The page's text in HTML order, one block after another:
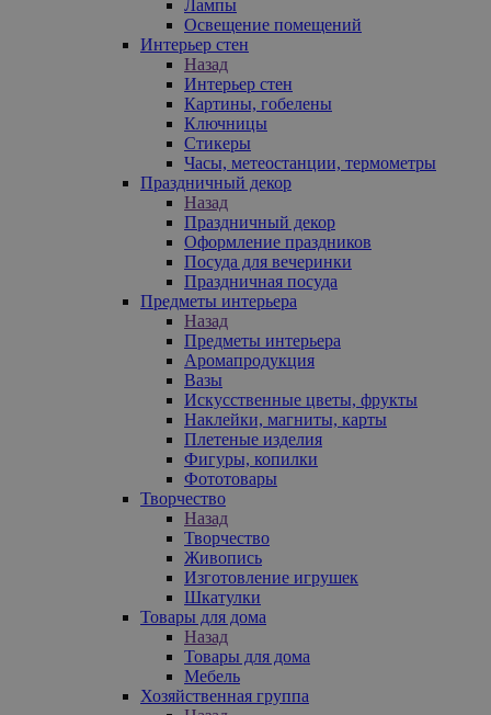
Лампы
Освещение помещений
Интерьер стен
Назад
Интерьер стен
Картины, гобелены
Ключницы
Стикеры
Часы, метеостанции, термометры
Праздничный декор
Назад
Праздничный декор
Оформление праздников
Посуда для вечеринки
Праздничная посуда
Предметы интерьера
Назад
Предметы интерьера
Аромапродукция
Вазы
Искусственные цветы, фрукты
Наклейки, магниты, карты
Плетеные изделия
Фигуры, копилки
Фототовары
Творчество
Назад
Творчество
Живопись
Изготовление игрушек
Шкатулки
Товары для дома
Назад
Товары для дома
Мебель
Хозяйственная группа